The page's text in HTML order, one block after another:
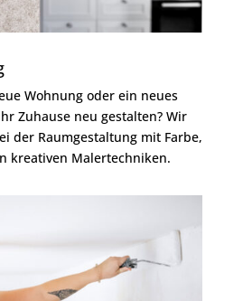
Wohnung oder ein neues
Zuhause neu gestalten? Wir
der Raumgestaltung mit Farbe,
kreativen Malertechniken.